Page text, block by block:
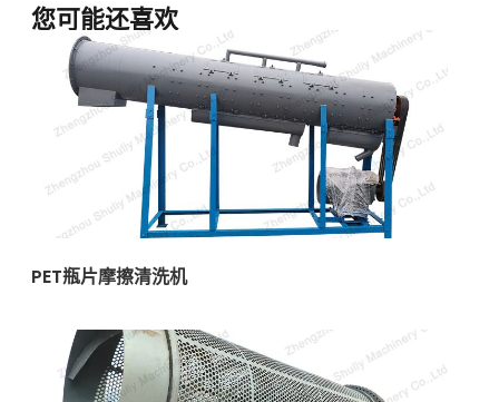
您可能还喜欢
PET瓶片摩擦清洗机